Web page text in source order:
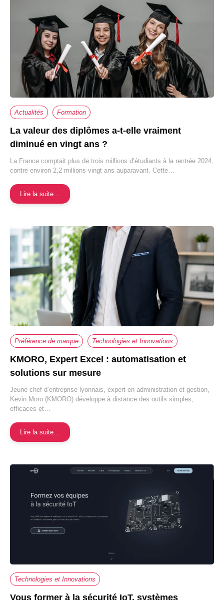
Actualités Formation
La valeur des diplômes a-t-elle vraiment
diminué en vingt ans ?
La France comptait plus de trois millions d’étudiants à la rentrée 2024,
contre environ 2,2 millions vingt ans auparavant. Cette…
Lire la suite…
Préférence de marque Technologies et Innovations
KMORO, Expert Excel : automatisation et
solutions sur mesure
Jeune chef d’entreprise lyonnais, expert en administration et gestion,
Kevin Moro (KMORO) développe à distance des outils simples,
efficaces et…
Lire la suite…
Technologies et Innovations
Vous former à la sécurité IoT, systèmes